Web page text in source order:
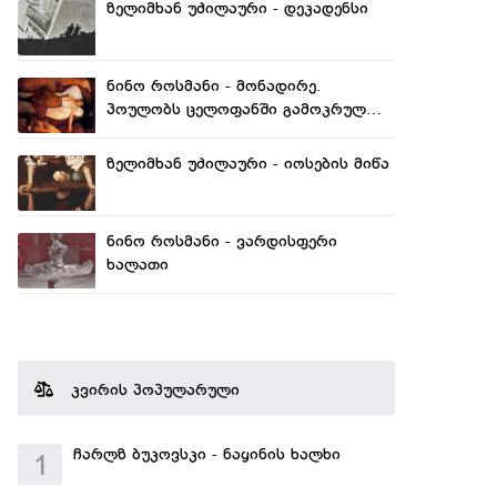
ზელიმხან უძილაური - დეკადენსი
ნინო როსმანი - მონადირე.
პოულობს ცელოფანში გამოკრულ
ზელიმხან უძილაური - იოსების მიწა
ნინო როსმანი - ვარდისფერი
ხალათი
კვირის პოპულარული
1 ჩარლზ ბუკოვსკი - ნაყინის ხალხი